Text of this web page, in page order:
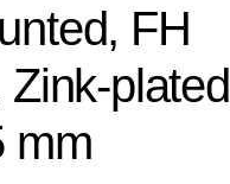
FH
plated
mm